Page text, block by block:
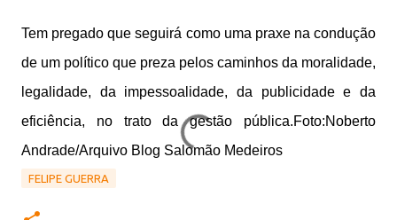
Tem pregado que seguirá como uma praxe na condução
de um político que preza pelos caminhos da moralidade,
legalidade, da impessoalidade, da publicidade e da
eficiência, no trato da gestão pública.Foto:Noberto
Andrade/Arquivo Blog Salomão Medeiros
FELIPE GUERRA